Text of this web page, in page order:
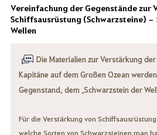
Vereinfachung der Gegenstände zur
Schiffsausrüstung (Schwarzsteine) –
Wellen
Die Materialien zur Verstärkung
Kapitäne auf dem Großen Ozean
Gegenstand, dem „Schwarzstein der
Für die Verstärkung von
welche Sorten von Schwarzsteinen man